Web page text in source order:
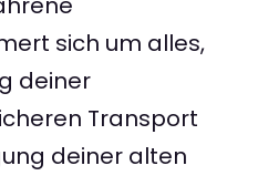
sich um alles,
deiner
Transport
deiner alten